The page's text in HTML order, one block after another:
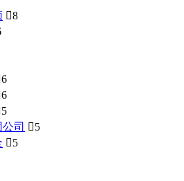
8
6
6
5
司 5
5